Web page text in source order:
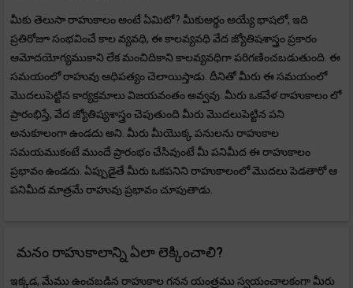
మీకు తెలుసా రాహుకాలం అంటే ఏమిటో? మీకుఅర్థం అయ్యే భాషలో, ఇది
ప్రతిరోజూ సంభవించే కాల వ్యవధి, ఈ కాలవ్యవధి వేద జ్యోతిషశాస్త్రం ప్రకారం
ఆమోదయోగ్యముకాని లేక మంచిదికాని కాలవ్యవధిగా పరిగణించబడుతుంది. ఈ
సమయంలో రాహువు ఆధిపత్యం చెలాయిస్తాడు. దీనితో మీరు ఈ సమయంలో
మొదలుపెట్టిన కార్యక్రమాలు విజయవంతం అవ్వవు. మీరు ఒకవేళ రాహుకాలం లో
ప్రారంభిస్తే, వేద జ్యోతిష్యశాస్త్రం చెపుతుంది మీరు మొదలుపెట్టిన పని
అనుకూలంగా ఉండదు అని. మీరు మీయొక్క పనులను రాహుకాల
సమయముకంటే ముందే ప్రారంభం చేసివుంటే మీ పనిమీద ఈ రాహుకాలం
ప్రభావం ఉండదు. ఏప్పుడైతే మీరు ఒకపనిని రాహుకాలంలో మొదలు పెడతారో ఆ
పనిమీద మాత్రమే రాహువు ప్రభావం చూపుతాడు.
మనం రాహుకాలాన్ని ఏలా లెక్కించాలి?
ఇక్కడ, మేము ఉంచబడిన రాహుకాల గనన యంత్రము స్వయంచాలకంగా మీరు